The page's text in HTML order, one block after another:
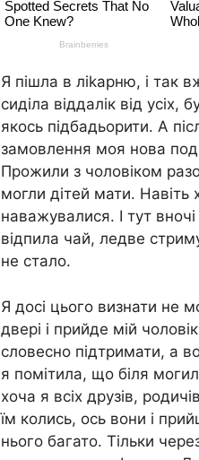
Я пішла в ліkарню, і так
сиділа віддалік від
якось підбадьорити. А
замовлення моя нова
Прожили з чоловіком
могли дітей мати. Навіть
наважувалися. І тут
відпила чай, ледве
не стало.
Я досі цього визнати не
двері і прийде мій
словесно підтримати, а
я помітила, що біля
хоча я всіх друзів,
їм колись, ось вони і
нього багато. Тільки